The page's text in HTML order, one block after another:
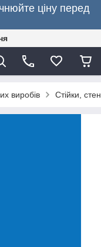
ціну перед
виробів Стійки,